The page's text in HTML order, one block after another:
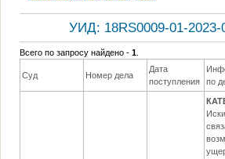
УИД: 18RS0009-01-2023-
Всего по запросу найдено -1
Суд Номер дела
Дата
поступления
по
Иски,